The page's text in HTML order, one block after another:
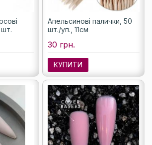
шт.
Апельсинові палички, 50
шт./уп., 11см
30 грн.
КУПИТИ